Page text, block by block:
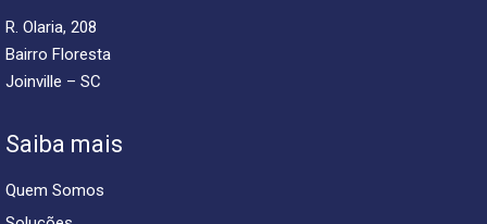
R. Olaria, 208
Bairro Floresta
Joinville – SC
Saiba mais
Quem Somos